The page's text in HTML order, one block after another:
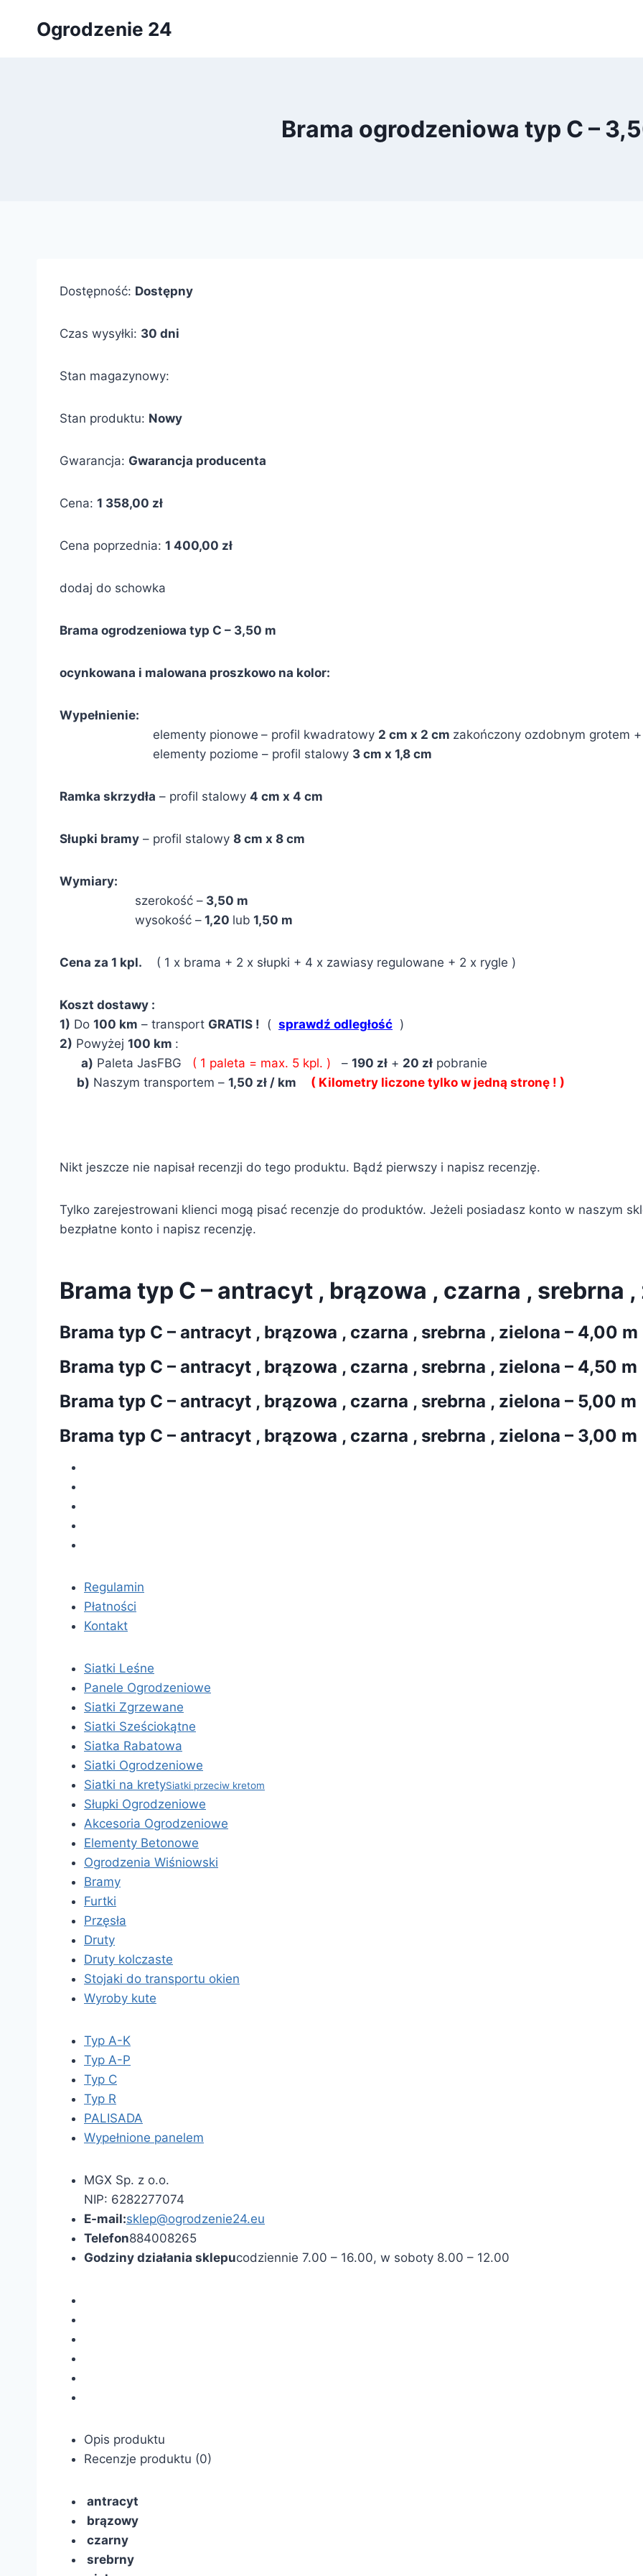
Ogrodzenie 24
Brama ogrodzeniowa typ C –
Dostępność: Dostępny
Czas wysyłki: 30 dni
Stan magazynowy:
Stan produktu: Nowy
Gwarancja: Gwarancja producenta
Cena: 1 358,00 zł
Cena poprzednia: 1 400,00 zł
dodaj do schowka
Brama ogrodzeniowa typ C – 3,50 m
ocynkowana i malowana proszkowo na kolor:
Wypełnienie:
elementy pionowe – profil kwadratowy 2 cm x 2 cm zakończony ozdobnym grotem +
elementy poziome – profil stalowy 3 cm x 1,8 cm
Ramka skrzydła – profil stalowy 4 cm x 4 cm
Słupki bramy – profil stalowy 8 cm x 8 cm
Wymiary:
szerokość – 3,50 m
wysokość – 1,20 lub 1,50 m
Cena za 1 kpl. ( 1 x brama + 2 x słupki + 4 x zawiasy regulowane + 2 x rygle )
Koszt dostawy :
1) Do 100 km – transport GRATIS ! ( sprawdź odległość )
2) Powyżej 100 km :
a) Paleta JasFBG ( 1 paleta = max. 5 kpl. ) – 190 zł + 20 zł pobranie
b) Naszym transportem – 1,50 zł / km ( Kilometry liczone tylko w jedną stronę ! )
Nikt jeszcze nie napisał recenzji do tego produktu. Bądź pierwszy i napisz recenzję.
Tylko zarejestrowani klienci mogą pisać recenzje do produktów. Jeżeli posiadasz konto w naszym
bezpłatne konto i napisz recenzję.
Brama typ C – antracyt , brązowa , czarna , srebrna
Brama typ C – antracyt , brązowa , czarna , srebrna , zielona – 4,00 m
Brama typ C – antracyt , brązowa , czarna , srebrna , zielona – 4,50 m
Brama typ C – antracyt , brązowa , czarna , srebrna , zielona – 5,00 m
Brama typ C – antracyt , brązowa , czarna , srebrna , zielona – 3,00 m
Regulamin
Płatności
Kontakt
Siatki Leśne
Panele Ogrodzeniowe
Siatki Zgrzewane
Siatki Sześciokątne
Siatka Rabatowa
Siatki Ogrodzeniowe
Siatki na kretySiatki przeciw kretom
Słupki Ogrodzeniowe
Akcesoria Ogrodzeniowe
Elementy Betonowe
Ogrodzenia Wiśniowski
Bramy
Furtki
Przęsła
Druty
Druty kolczaste
Stojaki do transportu okien
Wyroby kute
Typ A-K
Typ A-P
Typ C
Typ R
PALISADA
Wypełnione panelem
MGX Sp. z o.o.
NIP: 6282277074
E-mail:sklep@ogrodzenie24.eu
Telefon884008265
Godziny działania sklepucodziennie 7.00 – 16.00, w soboty 8.00 – 12.00
Opis produktu
Recenzje produktu (0)
antracyt
brązowy
czarny
srebrny